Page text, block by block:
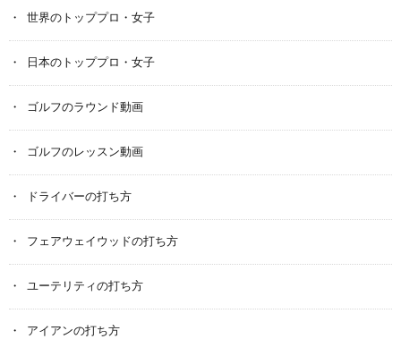
世界のトッププロ・女子
日本のトッププロ・女子
ゴルフのラウンド動画
ゴルフのレッスン動画
ドライバーの打ち方
フェアウェイウッドの打ち方
ユーテリティの打ち方
アイアンの打ち方